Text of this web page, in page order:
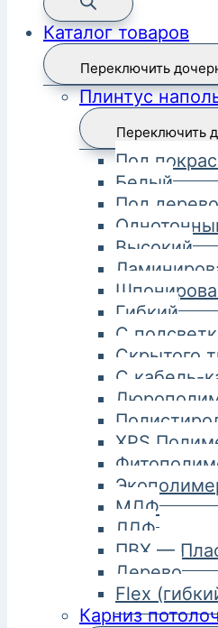
Каталог товаров
Переключить
Плинтус
Переключить
Под
Белый
Под дерево
Высокий
Гибкий
С
Скрытого
С кабель-
XPS
МДФ
ЛДФ
ПВХ —
Дерево
Flex
Карниз